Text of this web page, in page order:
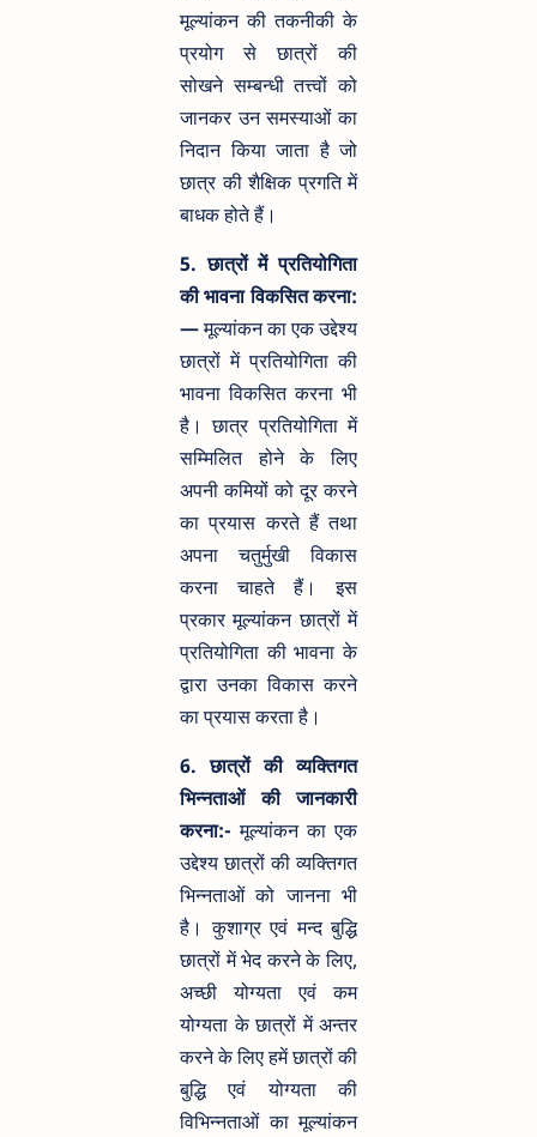
मूल्यांकन की तकनीकी के
प्रयोग से छात्रों की
सोखने सम्बन्धी तत्त्वों को
जानकर उन समस्याओं का
निदान किया जाता है जो
छात्र की शैक्षिक प्रगति में
बाधक होते हैं।
5. छात्रों में प्रतियोगिता
की भावना विकसित करना:
—मूल्यांकन का एक उद्देश्य
छात्रों में प्रतियोगिता की
भावना विकसित करना भी
है। छात्र प्रतियोगिता में
सम्मिलित होने के लिए
अपनी कमियों को दूर करने
का प्रयास करते हैं तथा
अपना चतुर्मुखी विकास
करना चाहते हैं। इस
प्रकार मूल्यांकन छात्रों में
प्रतियोगिता की भावना के
द्वारा उनका विकास करने
का प्रयास करता है।
6. छात्रों की व्यक्तिगत
भिन्नताओं की जानकारी
करना:- मूल्यांकन का एक
उद्देश्य छात्रों की व्यक्तिगत
भिन्नताओं को जानना भी
है। कुशाग्र एवं मन्द बुद्धि
छात्रों में भेद करने के लिए,
अच्छी योग्यता एवं कम
योग्यता के छात्रों में अन्तर
करने के लिए हमें छात्रों की
बुद्धि एवं योग्यता की
विभिन्नताओं का मूल्यांकन